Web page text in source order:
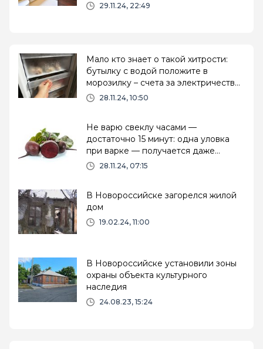
29.11.24, 22:49
Мало кто знает о такой хитрости:
бутылку с водой положите в
морозилку – счета за электричество
больше не беспокоят
28.11.24, 10:50
Не варю свеклу часами —
достаточно 15 минут: одна уловка
при варке — получается даже
вкуснее, сочнее и без запаха на весь
28.11.24, 07:15
В Новороссийске загорелся жилой
дом
19.02.24, 11:00
В Новороссийске установили зоны
охраны объекта культурного
наследия
24.08.23, 15:24